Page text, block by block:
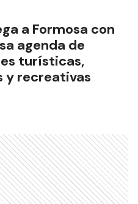
a Formosa con
agenda de
turísticas,
y recreativas